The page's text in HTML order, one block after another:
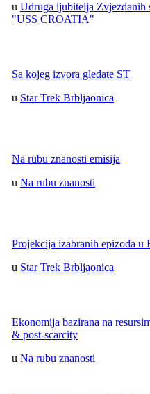
u Udruga ljubitelja Zvjezdanih
"USS CROATIA"
Sa kojeg izvora gledate ST
u Star Trek Brbljaonica
Na rubu znanosti emisija
u Na rubu znanosti
Projekcija izabranih epizoda u
u Star Trek Brbljaonica
Ekonomija bazirana na
& post-scarcity
u Na rubu znanosti